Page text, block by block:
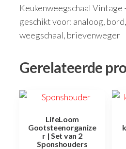
Keukenweegschaal
geschikt voor: analoog,
weegschaal, brievenweger
Gerelateerde
LifeLoom
Gootsteenorganize
r | Set van 2
Sponshouders